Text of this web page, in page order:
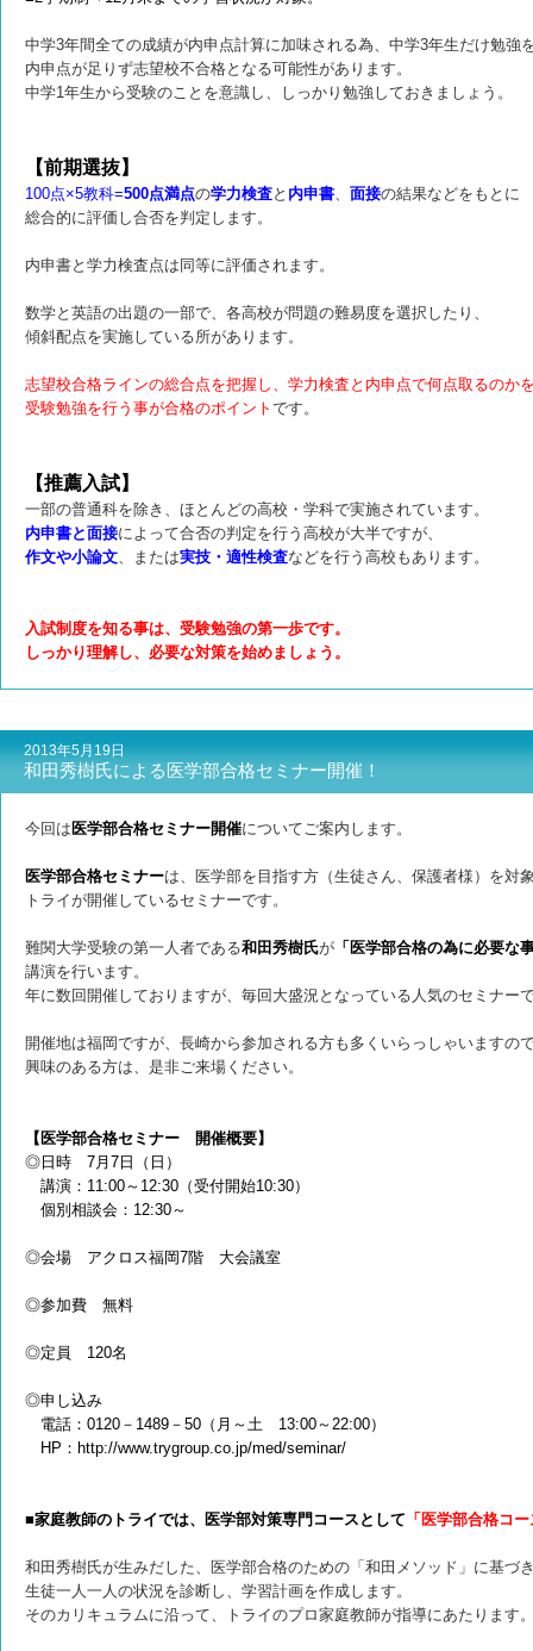
中学3年間全ての成績が内申点計算に加味される為、中学3年生だけ勉強
内申点が足りず志望校不合格となる可能性があります。
中学1年生から受験のことを意識し、しっかり勉強しておきましょう。
【前期選抜】
100点×5教科=500点満点の学力検査と 内申書、 面接の結果などをもとに
総合的に評価し合否を判定します。
内申書と学力検査点は同等に評価されます。
数学と英語の出題の一部で、各高校が問題の難易度を選択したり、
傾斜配点を実施している所があります。
志望校合格ラインの総合点を把握し、学力検査と内申点で何点取るのか
受験勉強を行う事が合格のポイント です。
【推薦入試】
一部の普通科を除き、ほとんどの高校・学科で実施されています。
内申書と面接によって合否の判定を行う高校が大半ですが、
作文や小論文、または実技・適性検査などを行う高校もあります。
入試制度を知る事は、受験勉強の第一歩です。
しっかり理解し、必要な対策を始めましょう。
2013年5月19日
和田秀樹氏による医学部合格セミナー開催！
今回は 医学部合格セミナー開催についてご案内します。
医学部合格セミナーは、医学部を目指す方（生徒さん、保護者様）を対
トライが開催しているセミナーです。
難関大学受験の第一人者である和田秀樹氏が 「医学部合格の為に必要な
講演を行います。
年に数回開催しておりますが、毎回大盛況となっている人気のセミナー
開催地は福岡ですが、長崎から参加される方も多くいらっしゃいますの
興味のある方は、是非ご来場ください。
【医学部合格セミナー 開催概要】
◎日時 7月7日（日）
講演：11:00～12:30（受付開始10:30）
個別相談会：12:30～
◎会場 アクロス福岡7階 大会議室
◎参加費 無料
◎定員 120名
◎申し込み
電話：0120－1489－50（月～土 13:00～22:00）
HP： http://www.trygroup.co.jp/med/seminar/
■家庭教師のトライでは、医学部対策専門コースとして 「医学部合格コ
和田秀樹氏が生みだした、医学部合格のための「和田メソッド」に基づ
生徒一人一人の状況を診断し、学習計画を作成します。
そのカリキュラムに沿って、トライのプロ家庭教師が指導にあたります